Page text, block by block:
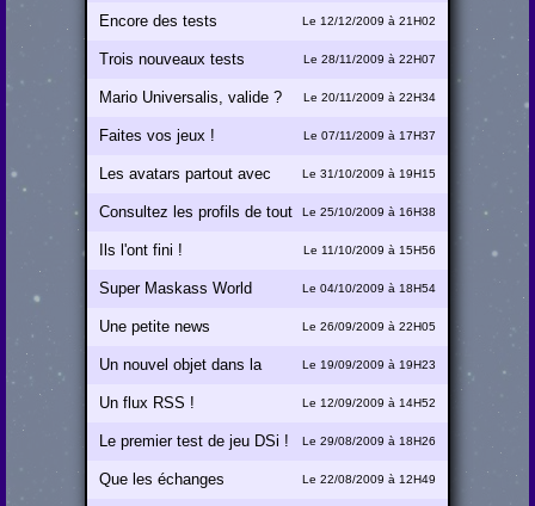
Le 12/12/2009 à 21H02
Encore des tests
Le 28/11/2009 à 22H07
Trois nouveaux tests
Le 20/11/2009 à 22H34
Mario Universalis, valide ?
Le 07/11/2009 à 17H37
Faites vos jeux !
Le 31/10/2009 à 19H15
Les avatars partout avec
vous ! Le 25/10/2009 à 16H38
Consultez les profils de tout
le monde ! Le 11/10/2009 à 15H56
Ils l'ont fini !
Le 04/10/2009 à 18H54
Super Maskass World
Le 26/09/2009 à 22H05
Une petite news
Le 19/09/2009 à 19H23
Un nouvel objet dans la
boutique ! Le 12/09/2009 à 14H52
Un flux RSS !
Le 29/08/2009 à 18H26
Le premier test de jeu DSi !
Le 22/08/2009 à 12H49
Que les échanges